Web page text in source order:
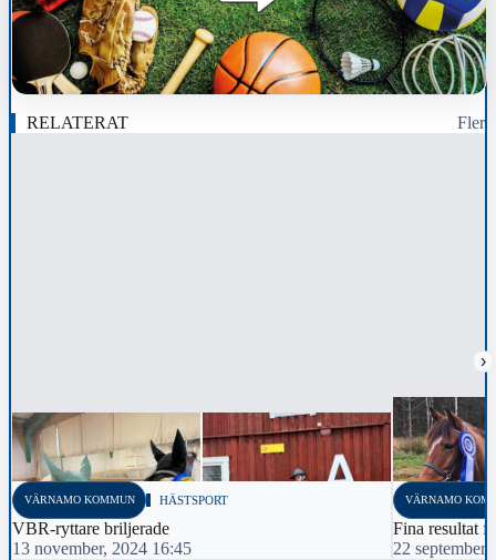
RELATERAT Fler
›
VÄRNAMO KOMMUN HÄSTSPORT
VBR-ryttare briljerade
13 november, 2024 16:45
VÄRNAMO
Fina resultat
22